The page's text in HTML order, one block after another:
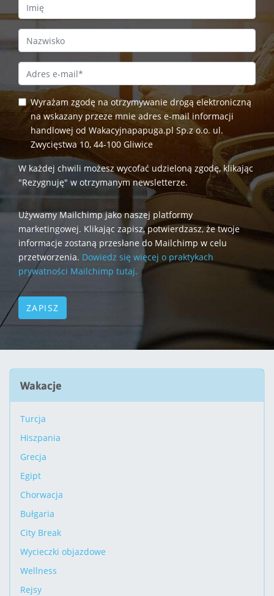
First Name
Last Name
Email Address *
Wyrażam zgodę na otrzymywanie drogą elektroniczną
na wskazany przeze mnie adres e-mail informacji
handlowej od Wakacyjnapapuga.pl Sp.z o.o. ul.
Zwycięstwa 10, 44-100 Gliwice
W każdej chwili możesz wycofać udzieloną zgodę, klikając
"Rezygnuję" w otrzymanym newsletterze.
Używamy Mailchimp jako naszej platformy
marketingowej. Klikając zapisz, potwierdzasz, że twoje
informacje zostaną przesłane do Mailchimp w celu
przetworzenia. Dowiedz się więcej o praktykach
prywatności Mailchimp tutaj.
Wakacje
Turcja
Hiszpania
Grecja
Egipt
Chorwacja
Bułgaria
City Break
Wycieczki objazdowe
Wellness
Rejsy